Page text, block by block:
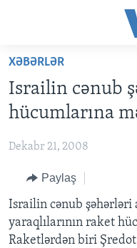
Skip
main
content
to
Navigation
Skip
to
Search
ANA SƏHİFƏ
PROQRAMLAR
DÜNYAYA BAXIŞ
FAKTLAR NƏ DEYIR?
DÜNYA
UKRAYNA BÖHRANI
İSRAIL-HƏMAS
ABŞ
ABŞ SEÇKILƏRI 2024
İRAN AZƏRBAYCANI
VIDEOLAR
XƏBƏRLƏR
Israilin cənub
hücumlarına
Dekabr 21, 2008
Paylaş
Israilin cənub şəhərləri
yaraqlılarının raket
Raketlərdən biri